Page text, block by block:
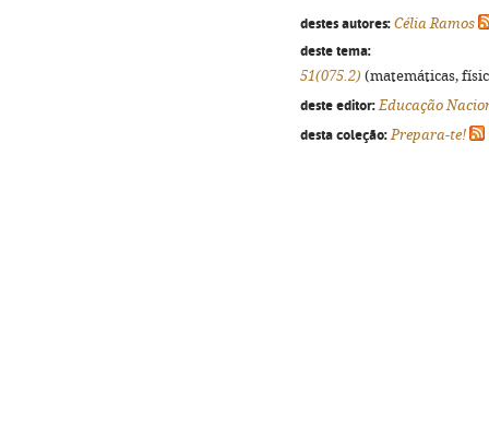
destes autores: Célia Ramos
deste tema:
51(075.2) (matemáticas,
deste editor: Educação
desta coleção: Prepara-te!